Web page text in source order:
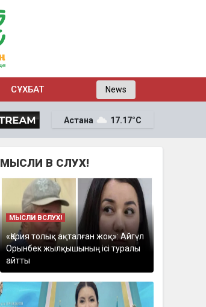
СҰХБАТ News
Астана 17.17°C
МЫСЛИ В СЛУХ!
МЫСЛИ ВСЛУХ!
«Қария толық ақталған жоқ»: Айгүл
Орынбек жылқышының ісі туралы
айтты